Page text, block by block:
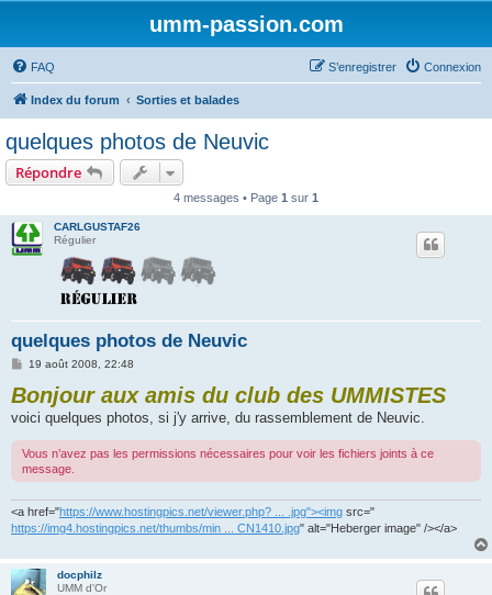
umm-passion.com
FAQ Connexion
S’enregistrer
Index du forum Sorties et balades
quelques photos de Neuvic
Répondre
4 messages • Page 1 sur 1
CARLGUSTAF26
Régulier
quelques photos de Neuvic
M
s
s
a
e
19 août 2008, 22:48
Bonjour aux amis du club des UMMISTES
voici quelques photos, si j'y arrive, du rassemblement de Neuvic.
Vous n’avez pas les permissions nécessaires pour voir les fichiers joints à ce
message.
<a href="https://www.hostingpics.net/viewer.php? ... .jpg"><img src="
https://img4.hostingpics.net/thumbs/min ... CN1410.jpg" alt="Heberger image" /></a>
docphilz
UMM d'Or